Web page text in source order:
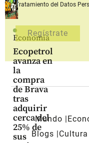
Economía
Ecopetrol
avanza en
la
compra
de Brava
tras
adquirir
cerca del
25% de
sus
Tratamiento del Datos
Mundo
Blogs
Cultura